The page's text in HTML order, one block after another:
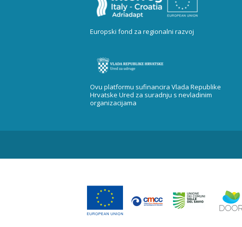
Europski fond za regionalni razvoj
Ovu platformu sufinancira Vlada Republike
Hrvatske Ured za suradnju s nevladinim
organizacijama